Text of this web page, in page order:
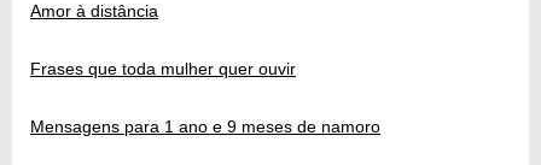
Amor à distância
Frases que toda mulher quer ouvir
Mensagens para 1 ano e 9 meses de namoro